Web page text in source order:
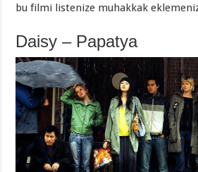
bu filmi listenize muhakkak
Daisy – Papatya